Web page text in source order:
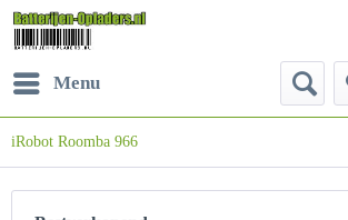
Menu
iRobot Roomba 966